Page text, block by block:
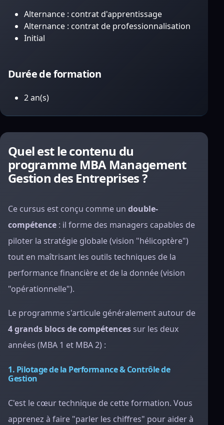
Alternance : contrat d'apprentissage
Alternance : contrat de professionnalisation
Initial
Durée de formation
2 an(s)
Quel est le contenu du
programme MBA Management
Gestion des Entreprises ?
Ce cursus est conçu comme un double-
compétence : il forme des managers capables de
piloter la stratégie globale (vision "hélicoptère")
tout en maîtrisant les outils techniques de la
performance financière et de la donnée (vision
"opérationnelle").
Le programme s'articule généralement autour de
4 grands blocs de compétencessur les deux
années (MBA 1 et MBA 2) :
1. Pilotage de la Performance & Contrôle de
Gestion
C'est le cœur technique de cette formation. Vous
apprenez à faire "parler les chiffres" pour aider à